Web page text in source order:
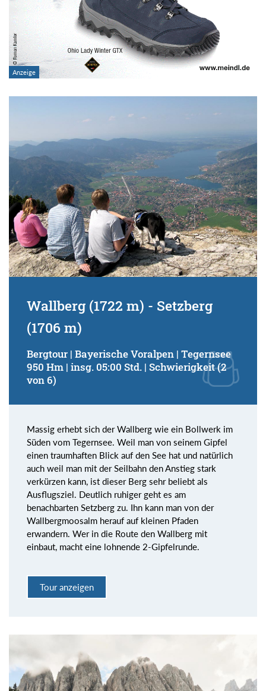
Wallberg (1722 m) - Setzberg
(1706 m)
Bergtour | Bayerische Voralpen | Tegernsee
950 Hm | insg. 05:00 Std. | Schwierigkeit (2
von 6)
Massig erhebt sich der Wallberg wie ein Bollwerk im
Süden vom Tegernsee. Weil man von seinem Gipfel
einen traumhaften Blick auf den See hat und natürlich
auch weil man mit der Seilbahn den Anstieg stark
verkürzen kann, ist dieser Berg sehr beliebt als
Ausflugsziel. Deutlich ruhiger geht es am
benachbarten Setzberg zu. Ihn kann man von der
Wallbergmoosalm herauf auf kleinen Pfaden
erwandern. Wer in die Route den Wallberg mit
einbaut, macht eine lohnende 2-Gipfelrunde.
Tour anzeigen